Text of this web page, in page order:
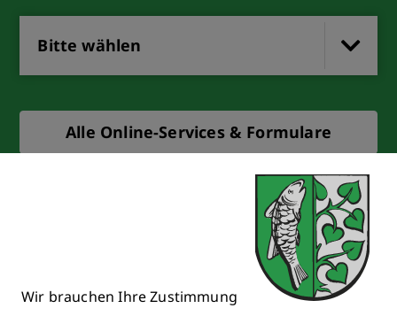
Bitte wählen
Alle Online-Services & Formulare
Wir brauchen Ihre Zustimmung